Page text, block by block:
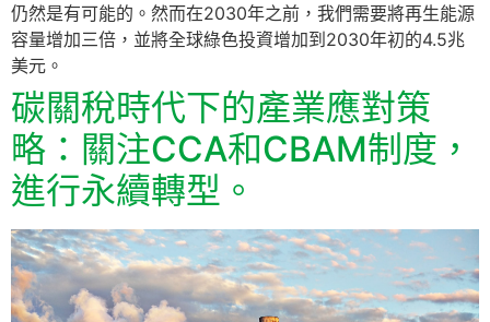
仍然是有可能的。然而在2030年之前，我們需要將再生能源
容量增加三倍，並將全球綠色投資增加到2030年初的4.5兆
美元。
碳關稅時代下的產業應對策
略：關注CCA和CBAM制度，
進行永續轉型。